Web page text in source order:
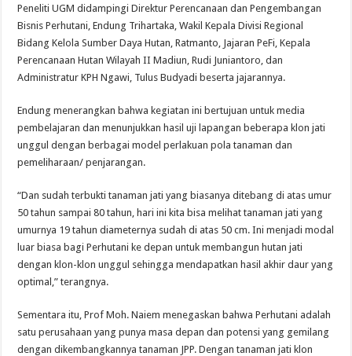
Peneliti UGM didampingi Direktur Perencanaan dan Pengembangan
Bisnis Perhutani, Endung Trihartaka, Wakil Kepala Divisi Regional
Bidang Kelola Sumber Daya Hutan, Ratmanto, Jajaran PeFi, Kepala
Perencanaan Hutan Wilayah II Madiun, Rudi Juniantoro, dan
Administratur KPH Ngawi, Tulus Budyadi beserta jajarannya.
Endung menerangkan bahwa kegiatan ini bertujuan untuk media
pembelajaran dan menunjukkan hasil uji lapangan beberapa klon jati
unggul dengan berbagai model perlakuan pola tanaman dan
pemeliharaan/ penjarangan.
“Dan sudah terbukti tanaman jati yang biasanya ditebang di atas umur
50 tahun sampai 80 tahun, hari ini kita bisa melihat tanaman jati yang
umurnya 19 tahun diameternya sudah di atas 50 cm. Ini menjadi modal
luar biasa bagi Perhutani ke depan untuk membangun hutan jati
dengan klon-klon unggul sehingga mendapatkan hasil akhir daur yang
optimal,” terangnya.
Sementara itu, Prof Moh. Naiem menegaskan bahwa Perhutani adalah
satu perusahaan yang punya masa depan dan potensi yang gemilang
dengan dikembangkannya tanaman JPP. Dengan tanaman jati klon